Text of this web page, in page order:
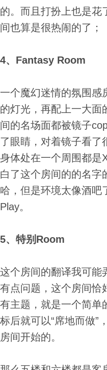
的。而且打扮上也是花
间也算是很热闹的了；
4、Fantasy Room
一个魔幻迷情的氛围感
的灯光，再配上一大面
间的名场面都被镜子
了眼睛，对着镜子看了
身体处在一个周围都是
白了这个房间的的名字
哈，但是环境太像酒吧
Play。
5、特别Room
这个房间的翻译我可能
有点问题，这个房间恰
有主题，就是一个简单
标后就可以“席地而做”
房间开始的。